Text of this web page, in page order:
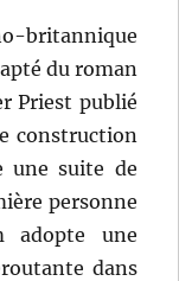
britannique
du roman
Priest publié
construction
une suite de
personne
adopte une
dans